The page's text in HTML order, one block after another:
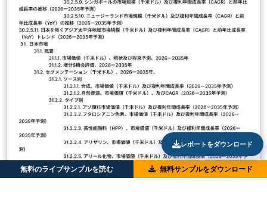
無料のライブサンプルを読む 無料サンプルをダウンロード
レポートをダウンロード